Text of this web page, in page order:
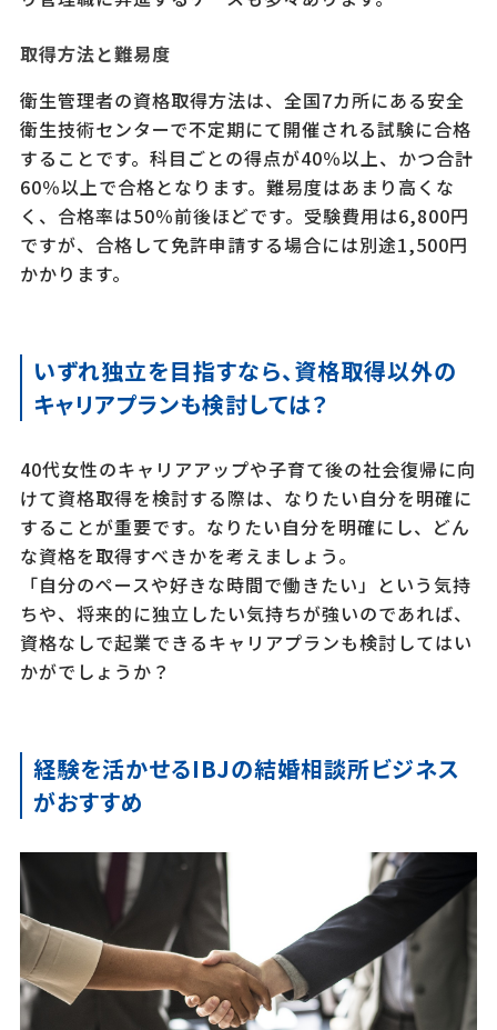
取得方法と難易度
衛生管理者の資格取得方法は、全国7カ所にある安全
衛生技術センターで不定期にて開催される試験に合格
することです。科目ごとの得点が40％以上、かつ合計
60％以上で合格となります。難易度はあまり高くな
く、合格率は50％前後ほどです。受験費用は6,800円
ですが、合格して免許申請する場合には別途1,500円
かかります。
いずれ独立を目指すなら、資格取得以外の
キャリアプランも検討しては？
40代女性のキャリアアップや子育て後の社会復帰に向
けて資格取得を検討する際は、なりたい自分を明確に
することが重要です。なりたい自分を明確にし、どん
な資格を取得すべきかを考えましょう。
「自分のペースや好きな時間で働きたい」という気持
ちや、将来的に独立したい気持ちが強いのであれば、
資格なしで起業できるキャリアプランも検討してはい
かがでしょうか？
経験を活かせるIBJの結婚相談所ビジネス
がおすすめ